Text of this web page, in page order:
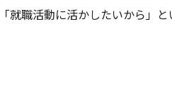
職活動に活かしたいから」と